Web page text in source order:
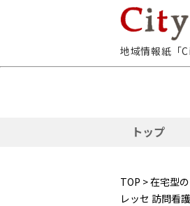
地域情報紙「
トップ
TOP >在宅型
レッセ 訪問看